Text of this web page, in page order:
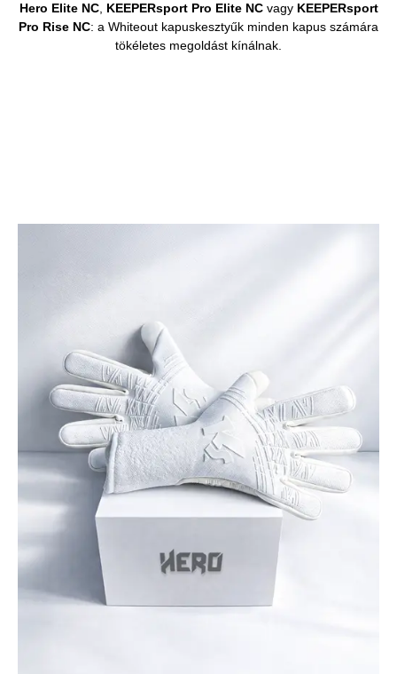
Hero Elite NC, KEEPERsport Pro Elite NCvagy KEEPERsport
Pro Rise NC: a Whiteout kapuskesztyűk minden kapus számára
tökéletes megoldást kínálnak.